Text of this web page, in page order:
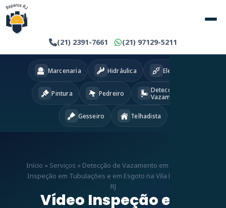
(21) 2391-7661 (21) 97129-5211
Marcenaria Hidráulica Eletricista
Pintura Pedreiro
Detecção
Vazamentos
Gesseiro Telhadista
Início » Serviços » Detecção de Vazamento em RJ
Inspeção em Tubulações e em Esgoto na Vila Kosmos –
RJ
Vídeo Inspeção em